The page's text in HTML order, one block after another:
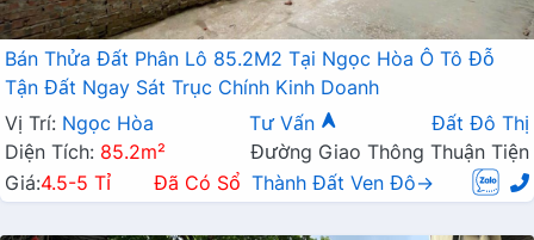
Bán Thửa Đất Phân Lô 85.2M2 Tại Ngọc Hòa Ô Tô Đỗ
Tận Đất Ngay Sát Trục Chính Kinh Doanh
Vị Trí: Ngọc Hòa Tư Vấn
Đất Đô Thị
Diện Tích: 85.2m²
Đường Giao Thông Thuận Tiện
Giá:4.5-5 Tỉ Đã Có Sổ Thành Đất Ven Đô→